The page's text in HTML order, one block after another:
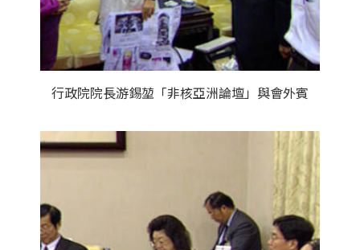
行政院院長游錫堃「非核亞洲論壇」與會外賓